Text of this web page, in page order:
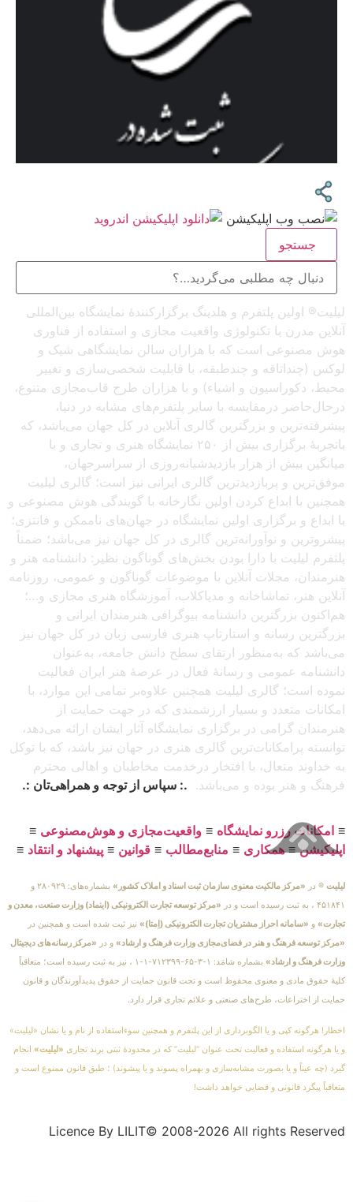
جستجو
لیلیت® اولین پلتفرم و هلدینگ برگزارکنندهٔ نمایشگاه بین‌المللی
آنلاین مدرن با تکنولوژی واقعیت مجازی و استفاده از فناوری
هوش مصنوعی است که با هزاران سالن نمایشگاهی شیک و
لوکس (چنداتاقه و چندطبقه، با قابلیت شخصی‌سازی و تغییر
محیط، دکوراسیون و اشیاء) و با هزاران طرح قاب‌مجازی متنوع،
درحال‌حاضر درمقایسه با سایر پلتفرم‌های مشابه در دنیا،
پیشرفته‌ترین و بزرگترین گالری آنلاین در کل جهان می‌باشد، که
باتجربهٔ برگزاری بیش از ۲۵۰ نمایشگاه هنری و تجاری و با
میانگین بیش از هزار بازدیدشبانه‌روزی از سراسرجهان،
موفق‌ترین و پربازدیدترین گالری ایرانی نیز است؛ گالری لیلیت
همچنین با ابداع کردن اولین نگارخانه با گویندگی هوش مصنوعی و
با ابداع و برگزاری اولین نمایشگاه در جهان‌های ناممکن و فانتزی؛
پیشروترین و نوآورانه‌ترین گالری در کل جهان نیز می‌باشد؛ ضمناً
پلتفرم لیلیت با دارا بودن بخش‌های گوناگون نظیر: دانشنامه هنر و
هنرمندان، مجلات آنلاین با موضوعات گوناگون و عمومی، روزنامه
آنلاین هنر، تماشاخانه و مدیاکلاب، آموزشگاه هنری مجازی و…؛
هم‌اکنون بزرگترین دانشنامه بیوگرافی هنرمندان ایرانی و
بزرگترین رسانه و استارتاپ هنری فارسی زبان در کل جهان نیز
می‌باشد که به‌منظور ارتقای سطح دانش جامعه، به‌عنوان
دانشنامه عمومی و رسانهٔ فعال در عرصهٔ هنر ایران فعالیت
نموده است؛ گالری لیلیت همچنین علاوه‌بر تمامی این موارد، با
امکانات متعدد و بسیار ارزشمندی که در جهت حمایت از
هنرمندان گرامی در برگزاری نمایشگاه آثار ایشان ارائه می‌دهد،
توانسته پرامکانات‌ترین گالری هنری در جهان نیز باشد، که با توکل
به خداوند متعال، با افتخار درخدمت مخاطبان و اهالی محترم
فرهنگ و هنر بوده و می‌باشد. .: سپاس از توجه و همراهی‌تان :.
≡ امکانات رزرو نمایشگاه ≡ واقعیت‌مجازی و هوش‌مصنوعی ≡
اپلیکیشن≡همکاری ≡ منابع‌مطالب ≡ قوانین ≡ پیشنهاد و انتقاد ≡
لیلیت ® در «مرکز مالکیت معنوی سازمان ثبت اسناد و املاک کشور»
بشماره‌های: ۲۸۰۹۲۹ و
۴۵۱۸۴۱ ، به ثبت رسیده است و در
«مرکز توسعه تجارت الکترونیکی (اینماد) وزارت صنعت، معدن و
تجارت» و «سامانه احراز مشتریان تجارت الکترونیکی (اِمتا)» نیز ثبت شده است و همچنین در
«مرکز توسعه فرهنگ و هنر در فضای‌مجازی وزارت فرهنگ و ارشاد» و در «مرکز رسانه‌های دیجیتال
وزارت فرهنگ و ارشاد»
بشماره شامَد: ۱-۳-۶۵-۷۱۲۳۹۹-۱-۱ ، نیز به ثبت رسیده است؛ متعاقباً
کلیهٔ حقوق مادی و معنوی محفوظ است و تحت قانون حمایت از حقوق پدیدآورندگان و قانون
حمایت از اختراعات، طرح‌های صنعتی و علائم تجاری قرار دارد.
اخطار! هرگونه کپی و یا الگوبرداری از این پلتفرم و همچنین سوءاستفاده از نام و یا نشان «لیلیت»
و یا هرگونه استفاده و فعالیت تحت عنوان “لیلیت” که در محدودهٔ ثبتی برند تجاری «لیلیت» انجام
گیرد (چه عیناً و یا بصورت مشابه‌سازی و بهمراه پسوند و یا پیشوند) ؛ طبق قانون ممنوع است و
متعاقباً پیگرد قانونی و قضایی خواهد داشت!
Licence By LILIT© 2008-2026 All rights Reserved